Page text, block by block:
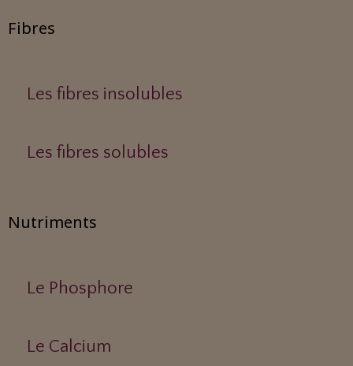
Fibres
Les fibres insolubles
Les fibres solubles
Nutriments
Le Phosphore
Le Calcium